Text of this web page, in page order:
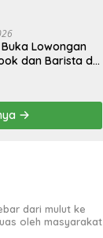
Lowongan
dan Barista di
dari mulut ke
oleh masyarakat